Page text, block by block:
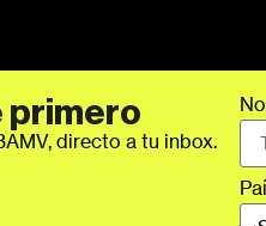
primero
directo a tu inbox.